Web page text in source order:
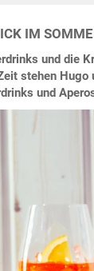
IM
und die
stehen Hugo
und